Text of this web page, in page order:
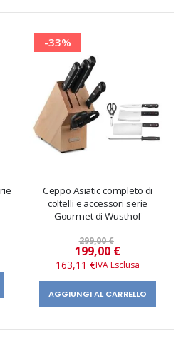
-33%
Ceppo Asiatic completo di
coltelli e accessori serie
Gourmet di Wusthof
299,00 €
Prezzo
speciale
199,00 €
163,11 €
AGGIUNGI AL CARRELLO